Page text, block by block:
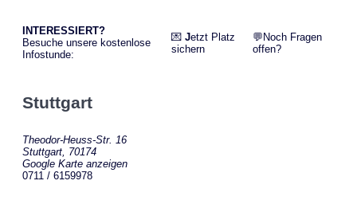
INTERESSIERT?
Besuche unsere kostenlose
Infostunde:
💌 Jetzt Platz
sichern
💬Noch Fragen
offen?
Stuttgart
Theodor-Heuss-Str. 16
Stuttgart 70174
Google Karte anzeigen
0711 / 6159978